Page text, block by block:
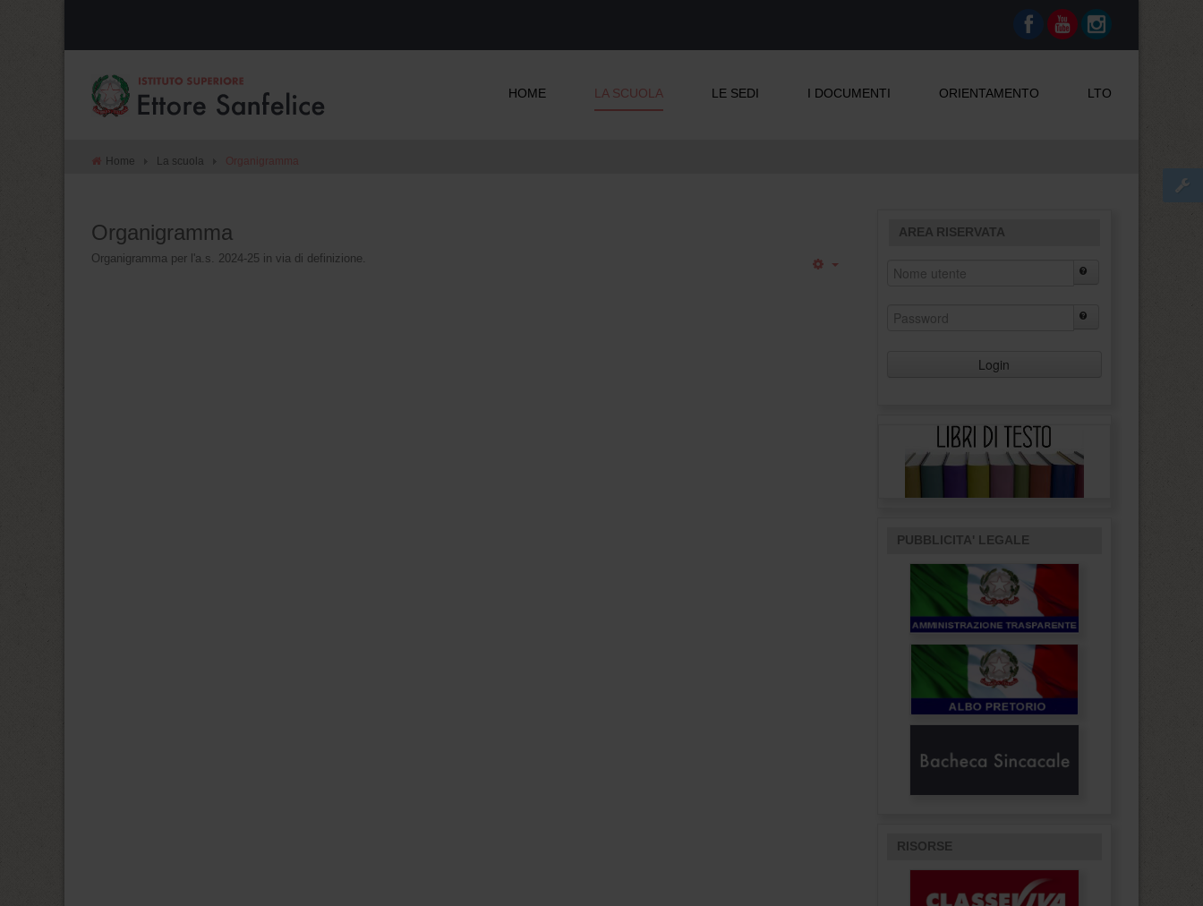
HOME LA SCUOLA LE SEDI I DOCUMENTI ORIENTAMENTO LTO
Home La scuola Organigramma
Organigramma
Organigramma per l'a.s. 2024-25 in via di definizione.
AREA RISERVATA
Login
PUBBLICITA' LEGALE
RISORSE